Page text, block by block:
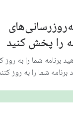
را پخش کنید
برنامه شما را به روز
برنامه شما را به روز